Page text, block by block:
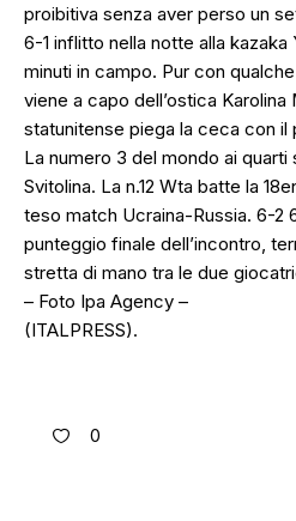
proibitiva senza aver perso un
6-1 inflitto nella notte alla kazaka
minuti in campo. Pur con
viene a capo dell’ostica
statunitense piega la ceca con
La numero 3 del mondo ai quarti
Svitolina. La n.12 Wta batte la
teso match Ucraina-Russia. 6-2
punteggio finale dell’incontro,
stretta di mano tra le due
– Foto Ipa Agency –
(ITALPRESS).
0